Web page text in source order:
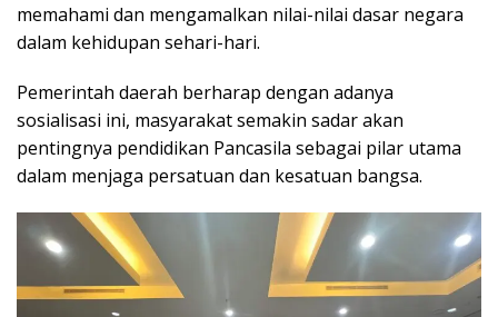
memahami dan mengamalkan nilai-nilai dasar negara
dalam kehidupan sehari-hari.
Pemerintah daerah berharap dengan adanya
sosialisasi ini, masyarakat semakin sadar akan
pentingnya pendidikan Pancasila sebagai pilar utama
dalam menjaga persatuan dan kesatuan bangsa.